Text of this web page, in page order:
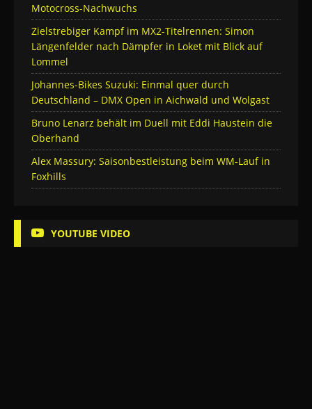
Motocross-Nachwuchs
Zielstrebiger Kampf im MX2-Titelrennen: Simon
Längenfelder nach Dämpfer in Loket mit Blick auf
Lommel
Johannes-Bikes Suzuki: Einmal quer durch
Deutschland – DMX Open in Aichwald und Wolgast
Bruno Lenarz behält im Duell mit Eddi Haustein die
Oberhand
Alex Massury: Saisonbestleistung beim WM-Lauf in
Foxhills
YOUTUBE VIDEO